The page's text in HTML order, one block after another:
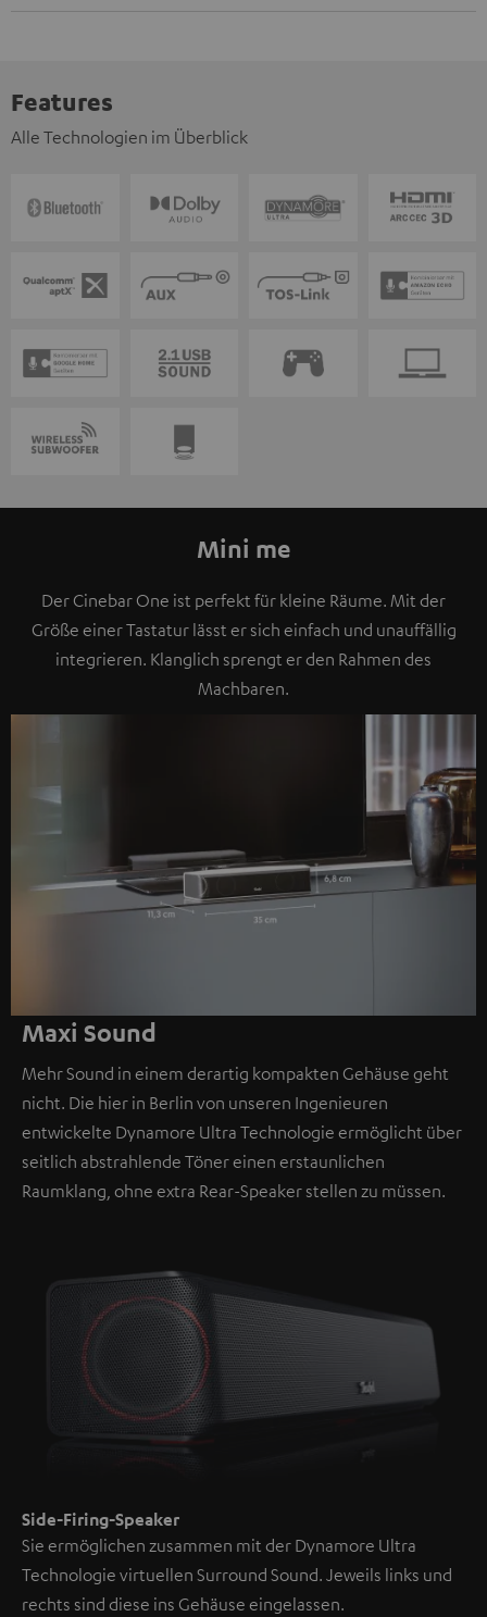
Features
Alle Technologien im Überblick
Mini me
Der Cinebar One ist perfekt für kleine Räume. Mit der
Größe einer Tastatur lässt er sich einfach und unauffällig
integrieren. Klanglich sprengt er den Rahmen des
Machbaren.
Maxi Sound
Mehr Sound in einem derartig kompakten Gehäuse geht
nicht. Die hier in Berlin von unseren Ingenieuren
entwickelte Dynamore Ultra Technologie ermöglicht über
seitlich abstrahlende Töner einen erstaunlichen
Raumklang, ohne extra Rear-Speaker stellen zu müssen.
Side-Firing-Speaker
Sie ermöglichen zusammen mit der Dynamore Ultra
Technologie virtuellen Surround Sound. Jeweils links und
rechts sind diese ins Gehäuse eingelassen.